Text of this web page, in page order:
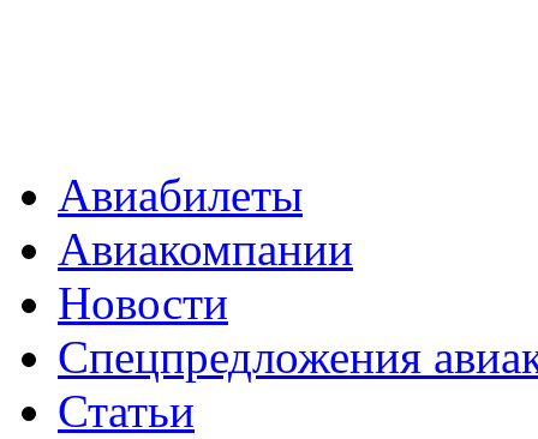
Авиабилеты
Авиакомпании
Новости
Спецпредложения
Статьи